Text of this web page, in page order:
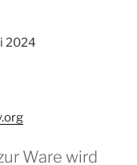
2024
Ware wird